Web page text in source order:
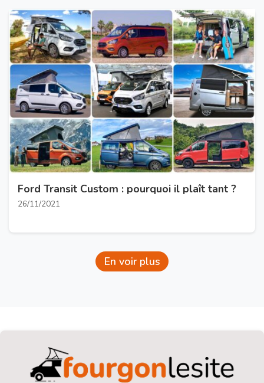
Ford Transit Custom : pourquoi il plaît tant ?
26/11/2021
En voir plus